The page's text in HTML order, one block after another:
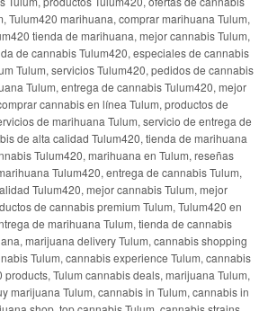
Tulum420 marihuana, comprar marihuana Tulum,
tienda de marihuana, mejor cannabis Tulum,
de cannabis Tulum420, especiales de cannabis
Tulum, servicios Tulum420, pedidos de cannabis
Tulum, entrega de cannabis Tulum420, mejor
cannabis en línea Tulum, productos de
de marihuana Tulum, servicio de entrega de
de alta calidad Tulum420, tienda de marihuana
Tulum420, marihuana en Tulum, reseñas
Tulum420, entrega de cannabis Tulum,
Tulum420, mejor cannabis Tulum, mejor
de cannabis premium Tulum, Tulum420 en
de marihuana Tulum, tienda de cannabis
marijuana delivery Tulum, cannabis shopping
Tulum, cannabis experience Tulum, cannabis
products, Tulum cannabis deals, marijuana Tulum,
marijuana Tulum, cannabis in Tulum, cannabis in